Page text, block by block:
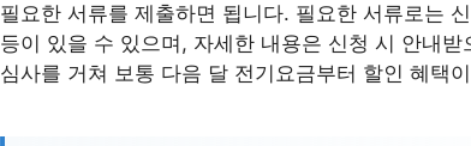
필요한 서류를 제출하면 됩니다. 필요한 서류로는
등이 있을 수 있으며, 자세한 내용은 신청 시 안내
심사를 거쳐 보통 다음 달 전기요금부터 할인 혜택